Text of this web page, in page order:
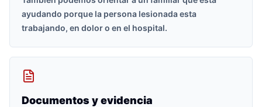
ayudando porque la persona lesionada esta
trabajando, en dolor o en el hospital.
Documentos y evidencia